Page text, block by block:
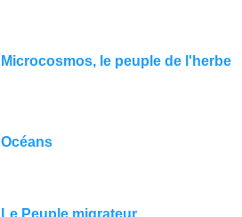
Microcosmos, le peuple de l'herbe
Océans
Le Peuple migrateur